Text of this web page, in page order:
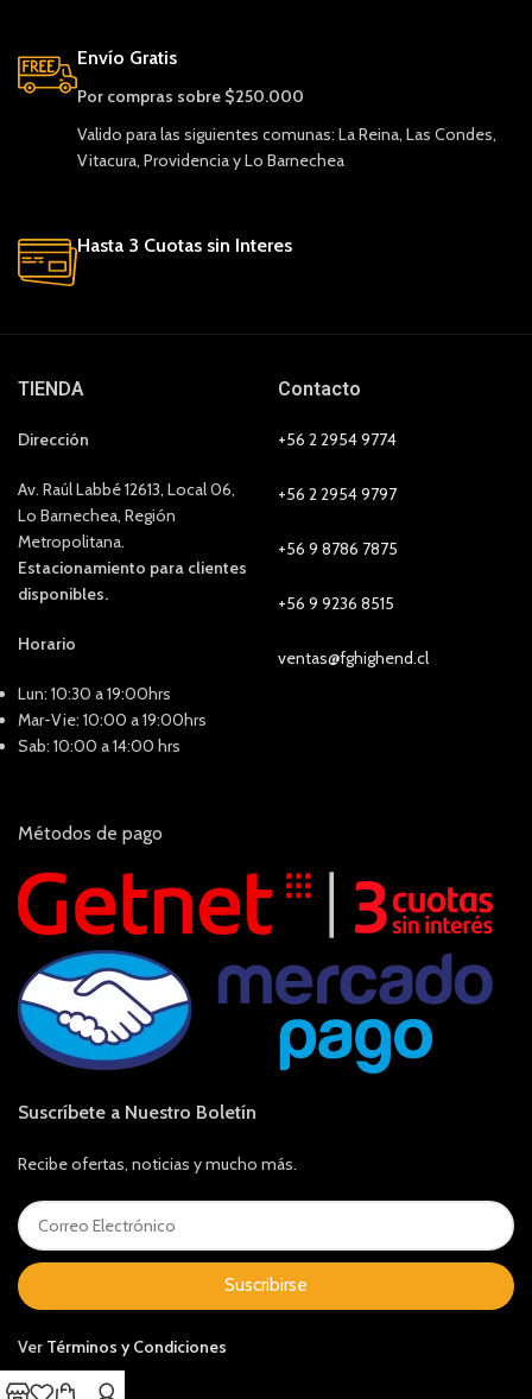
Envío Gratis
Por compras sobre $250.000
Valido para las siguientes comunas: La Reina, Las Condes,
Vitacura, Providencia y Lo Barnechea
Hasta 3 Cuotas sin Interes
TIENDA
Dirección
Av. Raúl Labbé 12613, Local 06,
Lo Barnechea, Región
Metropolitana.
Estacionamiento para clientes
disponibles.
Horario
Lun: 10:30 a 19:00hrs
Mar-Vie: 10:00 a 19:00hrs
Sab: 10:00 a 14:00 hrs
Contacto
+56 2 2954 9774
+56 2 2954 9797
+56 9 8786 7875
+56 9 9236 8515
ventas@fghighend.cl
Métodos de pago
Suscríbete a Nuestro Boletín
Recibe ofertas, noticias y mucho más.
Suscribirse
Ver Términos y Condiciones